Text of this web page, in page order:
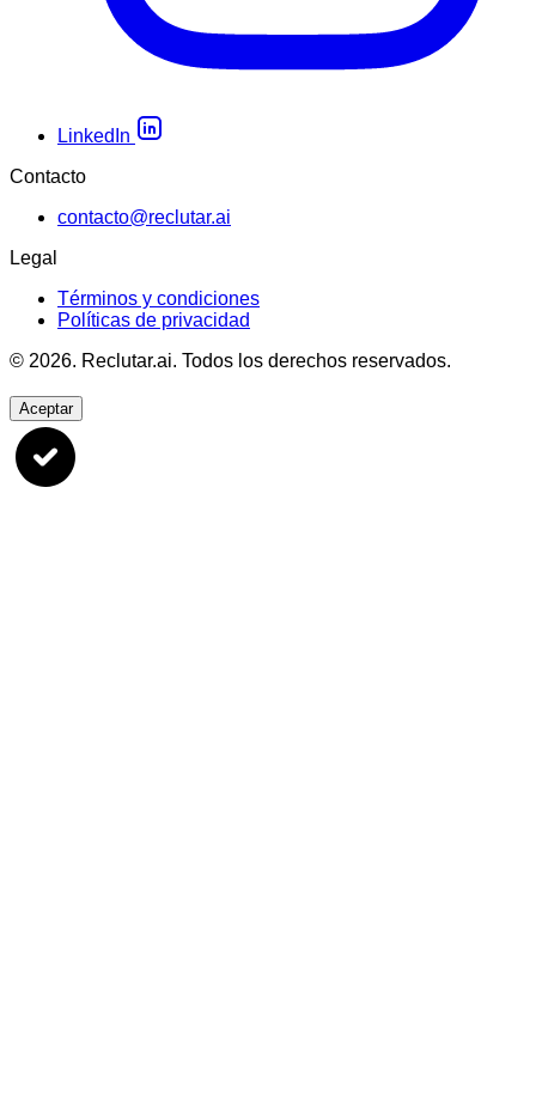
LinkedIn
Contacto
contacto@reclutar.ai
Legal
Términos y condiciones
Políticas de privacidad
© 2026. Reclutar.ai. Todos los derechos reservados.
Aceptar